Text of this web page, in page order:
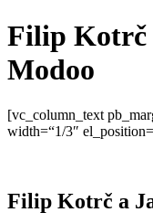
Filip Kotrč
Modoo
[vc_column_text
width=“1/3″
Filip Kotrč a